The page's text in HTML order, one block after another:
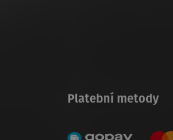
Platební metody